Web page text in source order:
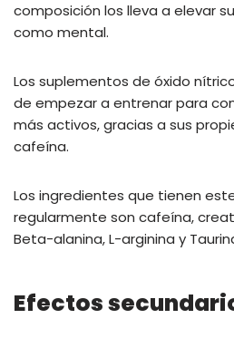
composición los lleva a elevar
como mental.
Los suplementos de óxido
de empezar a entrenar para
más activos, gracias a sus
cafeína.
Los ingredientes que tienen
regularmente son cafeína,
Beta-alanina, L-arginina y
Efectos